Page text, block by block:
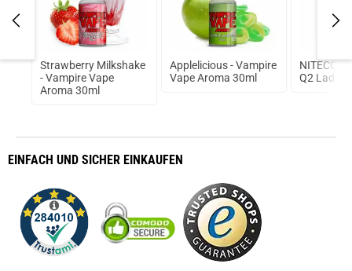
Strawberry Milkshake
- Vampire Vape
Aroma 30ml
Applelicious - Vampire
Vape Aroma 30ml
Q2
EINFACH UND SICHER EINKAUFEN